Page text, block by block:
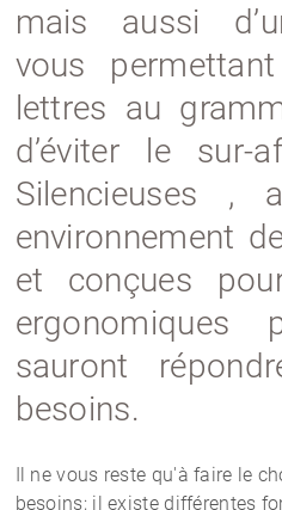
mais aussi
vous
lettres au
d’éviter le sur-
Silencieuses ,
environnement
et conçues
ergonomiques
sauront
besoins.
Il ne vous reste qu'à faire le
besoins; il existe différentes